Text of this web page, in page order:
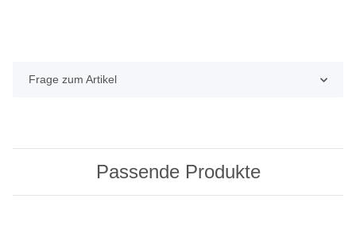
Frage zum Artikel
Passende Produkte